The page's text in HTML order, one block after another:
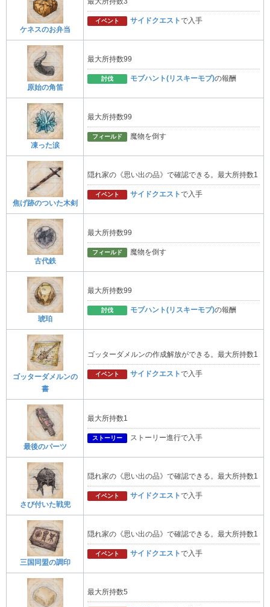
ケネスのお弁当
イベント サイドクエストで入手
原始の角笛
最大所持数99
討伐 モブハント(リスキーモブ)の報酬
凍った涙
最大所持数99
フィールド 魔物を倒す
焦げ跡のついた木剣
隠れ家の《思い出の品》で確認できる。最大所持数1
イベント サイドクエストで入手
古代鉄
最大所持数99
フィールド 魔物を倒す
琥珀
最大所持数99
討伐 モブハント(リスキーモブ)の報酬
ゴッターダメルンの
書
ゴッターダメルンの作成解放ができる。最大所持数1
イベント サイドクエストで入手
最後のパーツ
最大所持数1
ストーリー ストーリー進行で入手
さび付いた戦兜
隠れ家の《思い出の品》で確認できる。最大所持数1
イベント サイドクエストで入手
三国同盟の調印
隠れ家の《思い出の品》で確認できる。最大所持数1
イベント サイドクエストで入手
最大所持数5